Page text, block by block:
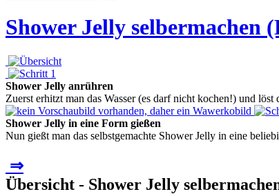
Shower Jelly selbermachen
Shower Jelly anrühren
Zuerst erhitzt man das Wasser (es darf nicht kochen!) und
Shower Jelly in eine Form gießen
Nun gießt man das selbstgemachte Shower Jelly in eine
⇒
Übersicht - Shower Jelly